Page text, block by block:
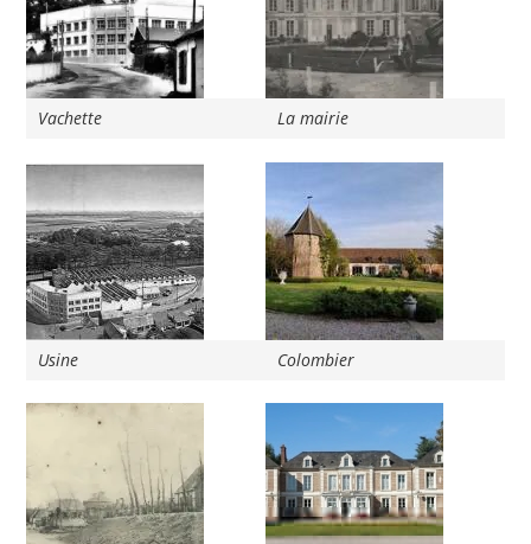
Vachette La mairie
Usine Colombier